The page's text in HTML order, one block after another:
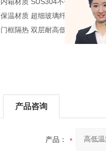
内箱材质 SUS304不锈钢优质镜面
保温材质 超细玻璃纤维棉
门框隔热 双层耐高低温老化硅橡
产品咨询
产品：